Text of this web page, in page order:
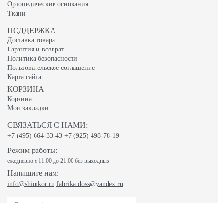
Ортопедические основания
Ткани
ПОДДЕРЖКА
Доставка товара
Гарантия и возврат
Политика безопасности
Пользовательское соглашение
Карта сайта
КОРЗИНА
Корзина
Мои закладки
СВЯЗАТЬСЯ С НАМИ:
+7 (495) 664-33-43 +7 (925) 498-78-19
Режим работы:
ежедневно с 11:00 до 21:00 без выходных
Напишите нам:
info@shimkor.ru fabrika.doss@yandex.ru